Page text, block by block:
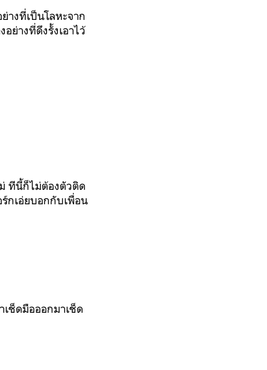
างที่เป็นโลหะจาก
ย่างที่ดึงรั้งเอาไว้
ทีนี้ก็ไม่ต้องตัวติด
กเอ่ยบอกกับเพื่อน
ช็ดมือออกมาเช็ด